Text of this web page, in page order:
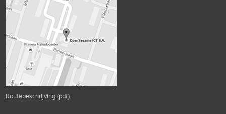
Routebeschrijving (pdf)